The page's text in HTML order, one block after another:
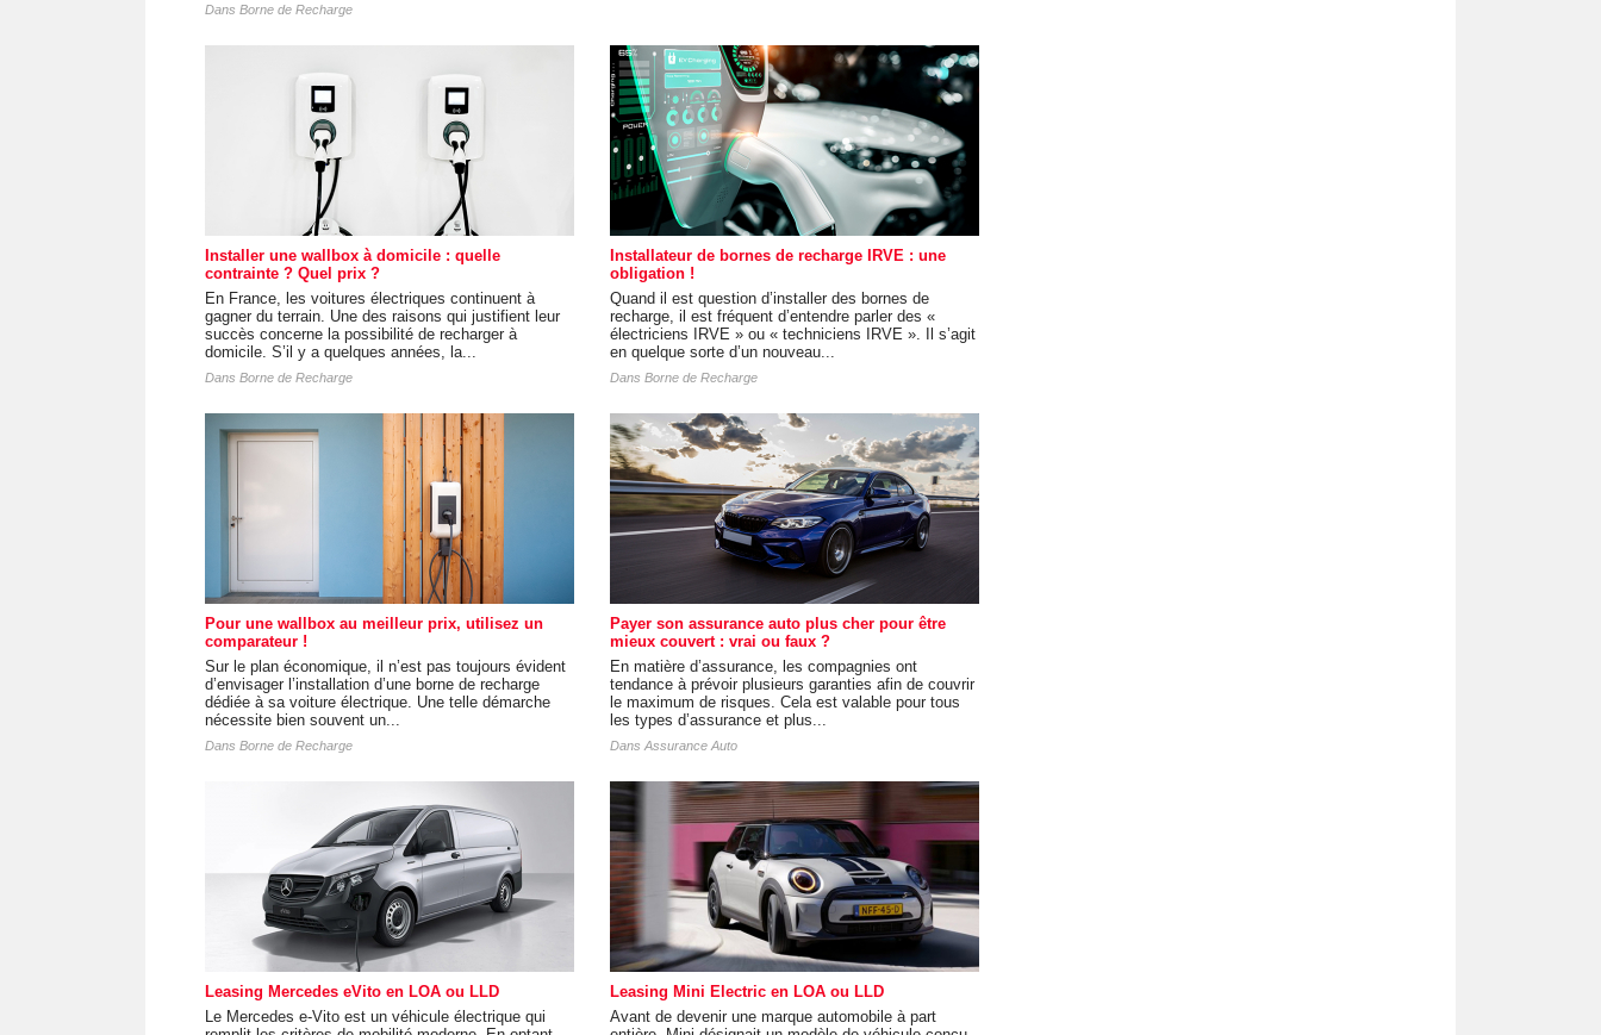
Dans Borne de Recharge
Installer une wallbox à domicile : quelle
contrainte ? Quel prix ?
En France, les voitures électriques continuent à
gagner du terrain. Une des raisons qui justifient leur
succès concerne la possibilité de recharger à
domicile. S’il y a quelques années, la...
Dans Borne de Recharge
Installateur de bornes de recharge IRVE : une
obligation !
Quand il est question d’installer des bornes de
recharge, il est fréquent d’entendre parler des «
électriciens IRVE » ou « techniciens IRVE ». Il s’agit
en quelque sorte d’un nouveau...
Dans Borne de Recharge
Pour une wallbox au meilleur prix, utilisez un
comparateur !
Sur le plan économique, il n’est pas toujours évident
d’envisager l’installation d’une borne de recharge
dédiée à sa voiture électrique. Une telle démarche
nécessite bien souvent un...
Dans Borne de Recharge
Payer son assurance auto plus cher pour être
mieux couvert : vrai ou faux ?
En matière d’assurance, les compagnies ont
tendance à prévoir plusieurs garanties afin de couvrir
le maximum de risques. Cela est valable pour tous
les types d’assurance et plus...
Dans Assurance Auto
Leasing Mercedes eVito en LOA ou LLD
Le Mercedes e-Vito est un véhicule électrique qui
Leasing Mini Electric en LOA ou LLD
Avant de devenir une marque automobile à part